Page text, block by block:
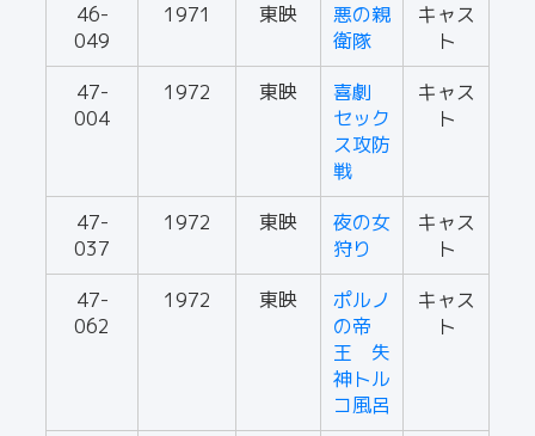
46-
049
1971 東映
悪の親
衛隊
キャス
ト
47-
004
1972 東映
喜劇
セック
ス攻防
戦
キャス
ト
47-
037
1972 東映
夜の女
狩り
キャス
ト
47-
062
1972 東映
ポルノ
の帝
王 失
神トル
コ風呂
キャス
ト